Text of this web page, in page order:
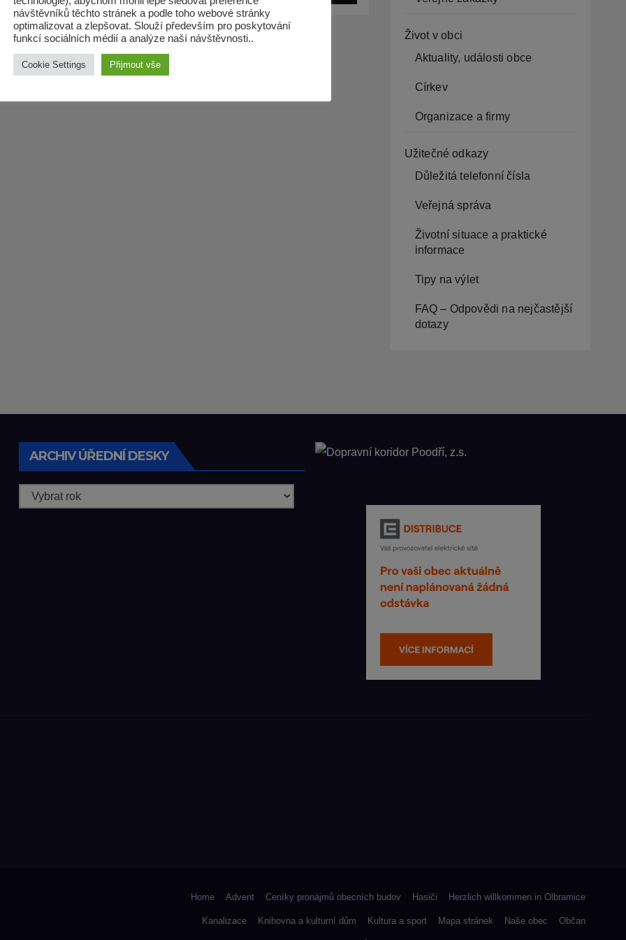
26/Olbramice
zadat zpracování
lesních
hospodářských
Život v obci
Aktuality, události obce
Církev
Organizace a firmy
Užitečné odkazy
Důležitá telefonní čísla
Veřejná správa
Životní situace a praktické
informace
Tipy na výlet
FAQ – Odpovědi na nejčastější
dotazy
ARCHIV ÚŘEDNÍ DESKY
Home Advent Ceníky pronájmů obecních budov Hasiči Herzlich willkommen in Olbramice
Kanalizace Knihovna a kulturní dům Kultura a sport Mapa stránek Naše obec Občan
návštěvníků těchto stránek a podle toho webové stránky
optimalizovat a zlepšovat. Slouží především pro poskytování
funkcí sociálních médií a analýze naší návštěvnosti..
Cookie Settings Přijmout vše